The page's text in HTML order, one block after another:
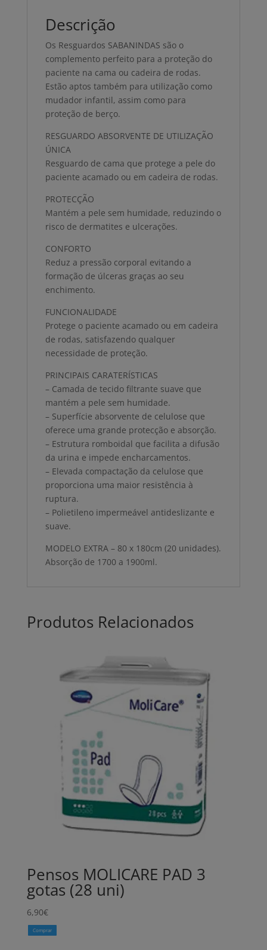
Descrição
Os Resguardos SABANINDAS são o
complemento perfeito para a proteção do
paciente na cama ou cadeira de rodas.
Estão aptos também para utilização como
mudador infantil, assim como para
proteção de berço.
RESGUARDO ABSORVENTE DE UTILIZAÇÃO
ÚNICA
Resguardo de cama que protege a pele do
paciente acamado ou em cadeira de rodas.
PROTECÇÃO
Mantém a pele sem humidade, reduzindo o
risco de dermatites e ulcerações.
CONFORTO
Reduz a pressão corporal evitando a
formação de úlceras graças ao seu
enchimento.
FUNCIONALIDADE
Protege o paciente acamado ou em cadeira
de rodas, satisfazendo qualquer
necessidade de proteção.
PRINCIPAIS CARATERÍSTICAS
– Camada de tecido filtrante suave que
mantém a pele sem humidade.
– Superfície absorvente de celulose que
oferece uma grande protecção e absorção.
– Estrutura romboidal que facilita a difusão
da urina e impede encharcamentos.
– Elevada compactação da celulose que
proporciona uma maior resistência à
ruptura.
– Polietileno impermeável antideslizante e
suave.
MODELO EXTRA – 80 x 180cm (20 unidades).
Absorção de 1700 a 1900ml.
Produtos Relacionados
Pensos MOLICARE PAD 3
gotas (28 uni)
6,90€
Comprar